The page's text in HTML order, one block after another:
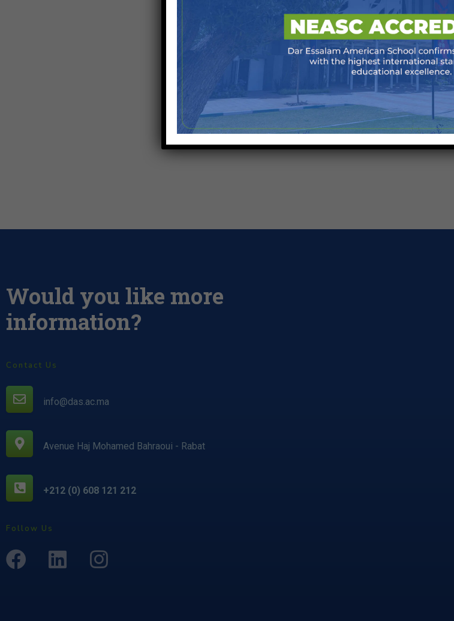
Would you like more
information?
Contact Us
info@das.ac.ma
Avenue Haj Mohamed Bahraoui - Rabat
+212 (0) 608 121 212
Follow Us